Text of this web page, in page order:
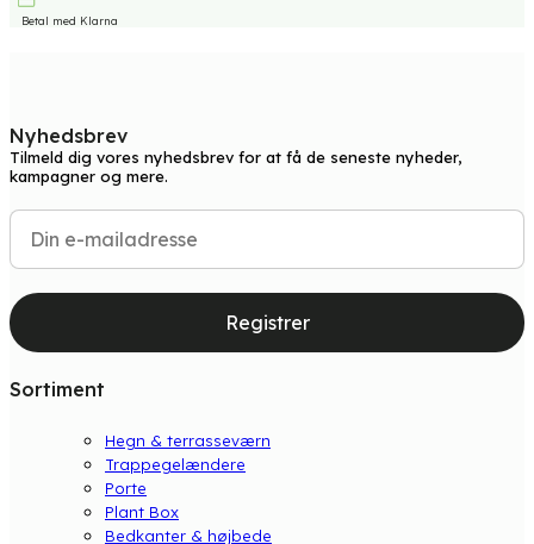
Betal med Klarna
Nyhedsbrev
Tilmeld dig vores nyhedsbrev for at få de seneste nyheder,
kampagner og mere.
Registrer
Sortiment
Hegn & terrasseværn
Trappegelændere
Porte
Plant Box
Bedkanter & højbede